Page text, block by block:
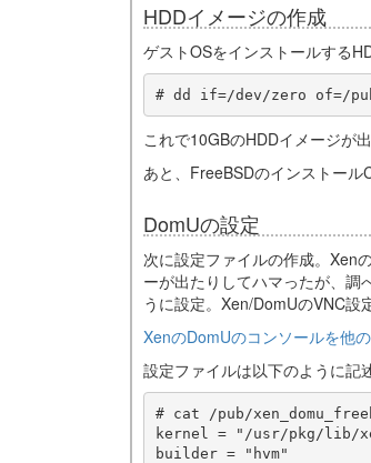
HDDイメージの作成
ゲストOSをインストールする
これで10GBのHDDイメージが出
あと、FreeBSDのインストール
DomUの設定
次に設定ファイルの作成。Xen
ーが出たりしてハマったが、調
うに設定。Xen/DomUのVNC設
XenのDomUのコンソールを他
設定ファイルは以下のように記
# cat /pub/
kernel = "/usr/pkg/lib/
builder = "hvm"